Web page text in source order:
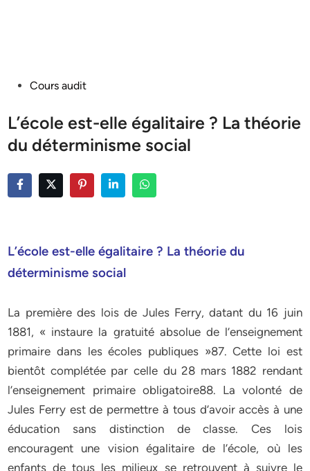
PostedCours audit
L’école est-elle égalitaire ? La théorie
du déterminisme social
L’école est-elle égalitaire ? La théorie du
déterminisme social
La première des lois de Jules Ferry, datant du 16 juin
1881, « instaure la gratuité absolue de l’enseignement
primaire dans les écoles publiques »87. Cette loi est
bientôt complétée par celle du 28 mars 1882 rendant
l’enseignement primaire obligatoire88. La volonté de
Jules Ferry est de permettre à tous d’avoir accès à une
éducation sans distinction de classe. Ces lois
encouragent une vision égalitaire de l’école, où les
enfants de tous les milieux se retrouvent à suivre le